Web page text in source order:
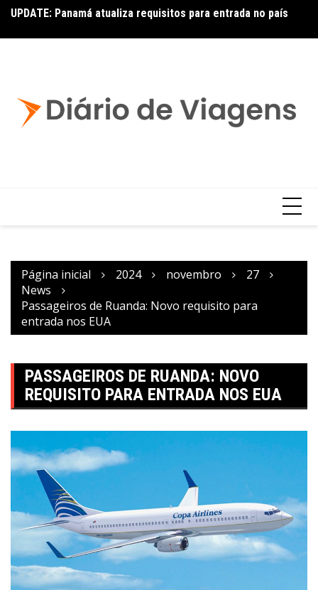
UPDATE: Panamá atualiza requisitos para entrada no país
Página inicial 2024 novembro
27
News
Passageiros de Ruanda: Novo requisito para
entrada nos EUA
PASSAGEIROS DE RUANDA: NOVO
REQUISITO PARA ENTRADA NOS EUA